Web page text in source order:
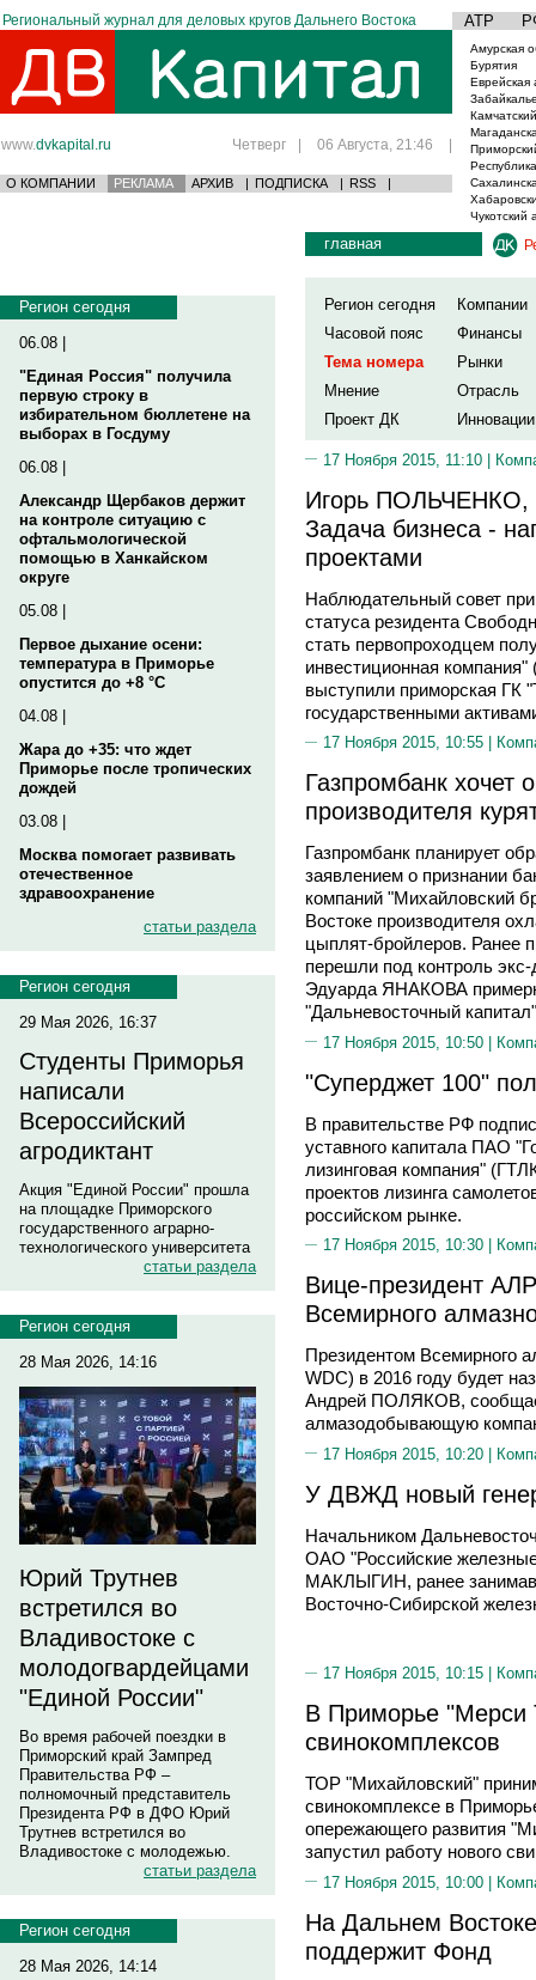
Региональный журнал для деловых кругов Дальнего Востока АТР
www.dvkapital.ru Четверг | 06 Августа, 21:46 |
О КОМПАНИИ РЕКЛАМА АРХИВ | ПОДПИСКА | RSS |
Амурская
Бурятия
Еврейская
Чукотский
Регион сегодня
06.08 |
"Единая Россия" получила
первую строку в
избирательном бюллетене на
выборах в Госдуму
06.08 |
Александр Щербаков держит
на контроле ситуацию с
офтальмологической
помощью в Ханкайском
округе
05.08 |
Первое дыхание осени:
температура в Приморье
опустится до +8 °C
04.08 |
Жара до +35: что ждет
Приморье после тропических
дождей
03.08 |
Москва помогает развивать
отечественное
здравоохранение
статьи раздела
Регион сегодня
29 Мая 2026, 16:37
Студенты Приморья
написали
Всероссийский
агродиктант
Акция "Единой России" прошла
на площадке Приморского
государственного аграрно-
технологического университета
статьи раздела
Регион сегодня
28 Мая 2026, 14:16
Юрий Трутнев
встретился во
Владивостоке с
молодогвардейцами
"Единой России"
Во время рабочей поездки в
Приморский край Зампред
Правительства РФ –
полномочный представитель
Президента РФ в ДФО Юрий
Трутнев встретился во
Владивостоке с молодежью.
статьи раздела
Регион сегодня
28 Мая 2026, 14:14
главная
Регион сегодня
Компании
Часовой пояс
Финансы
Тема номера
Рынки
Мнение
Отрасль
Проект ДК
Инновации
17 Ноября 2015, 11:10 |
Игорь ПОЛЬЧЕНКО,
Задача бизнеса -
проектами
Наблюдательный совет
статуса резидента
стать первопроходцем
инвестиционная
выступили приморская ГК
государственными
17 Ноября 2015, 10:55 |
Газпромбанк хочет
производителя
Газпромбанк планирует
заявлением о признании
компаний "Михайловский
Востоке производителя
цыплят-бройлеров. Ранее
перешли под контроль
Эдуарда ЯНАКОВА
"Дальневосточный
17 Ноября 2015, 10:50 |
"Суперджет 100"
В правительстве РФ
уставного капитала ПАО
лизинговая компания"
проектов лизинга
российском рынке.
17 Ноября 2015, 10:30 |
Вице-президент
Всемирного
Президентом Всемирного
WDC) в 2016 году будет
Андрей ПОЛЯКОВ,
алмазодобывающую
17 Ноября 2015, 10:20 |
У ДВЖД новый
Начальником
ОАО "Российские
МАКЛЫГИН, ранее
Восточно-Сибирской
17 Ноября 2015, 10:15 |
В Приморье "Мерси
свинокомплексов
ТОР "Михайловский"
свинокомплексе в
опережающего развития
запустил работу нового
17 Ноября 2015, 10:00 |
На Дальнем
поддержит Фонд